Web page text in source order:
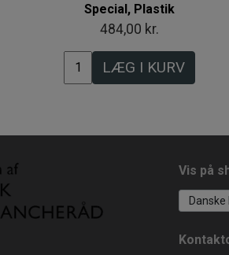
Special, Plastik
484,00 kr.
LÆG I KURV
Vis på